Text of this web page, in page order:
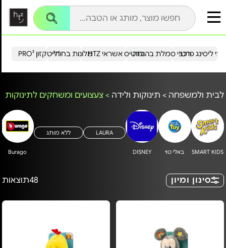
הייטקזון PRO²מלונות בחו"ל כרטיס אשראי HTZ ליסינג פרטירכבי סמלת בהנחה
לבית ולמשפחה > תינוקות ולידה > צעצועים ומשחקים לתינוקות
SMART KIDS באלי טוי DISNEY
LAURA ללא מותג
Burago
סינון ומיון 48תוצאות